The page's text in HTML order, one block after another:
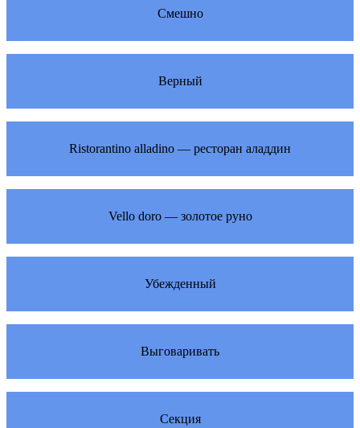
Смешно
Верный
Ristorantino alladino — ресторан аладдин
Vello doro — золотое руно
Убежденный
Выговаривать
Секция